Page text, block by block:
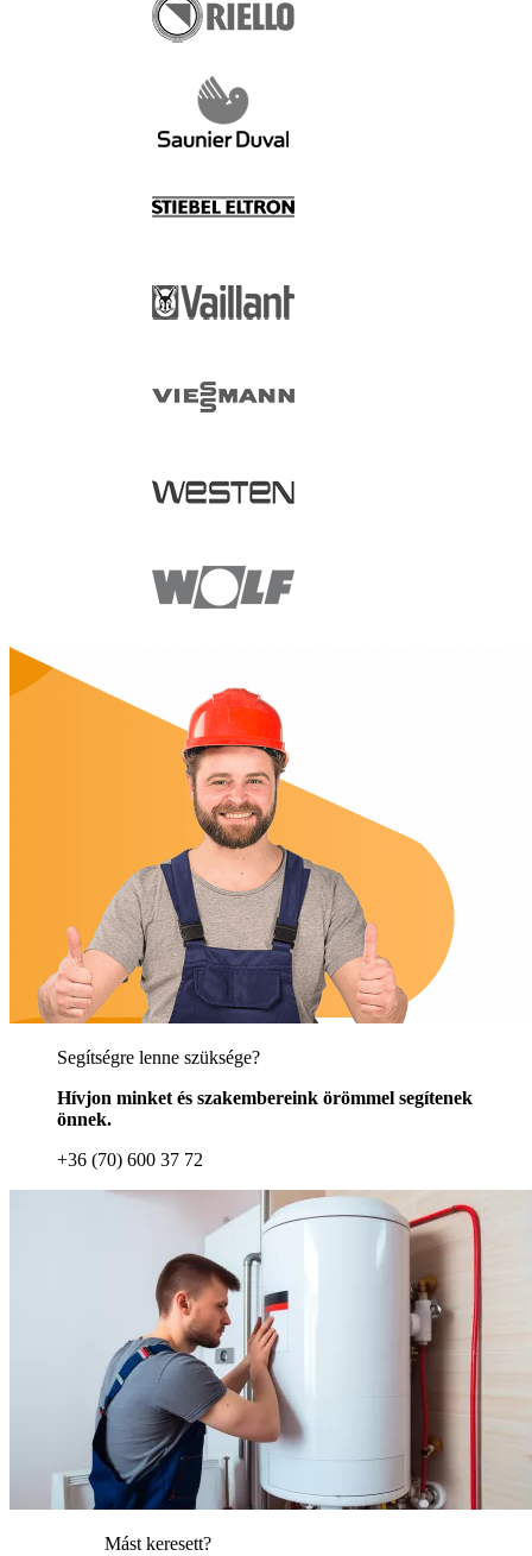
Segítségre lenne szüksége?
Hívjon minket és szakembereink örömmel segítenek
önnek.
+36 (70) 600 37 72
Mást keresett?